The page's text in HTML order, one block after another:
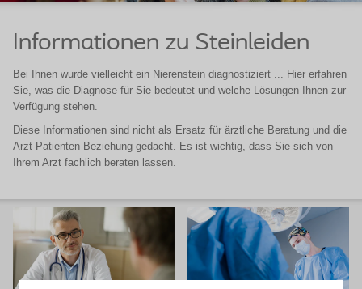
Informationen zu Steinleiden
Bei Ihnen wurde vielleicht ein Nierenstein diagnostiziert ... Hier erfahren
Sie, was die Diagnose für Sie bedeutet und welche Lösungen Ihnen zur
Verfügung stehen.
Diese Informationen sind nicht als Ersatz für ärztliche Beratung und die
Arzt-Patienten-Beziehung gedacht. Es ist wichtig, dass Sie sich von
Ihrem Arzt fachlich beraten lassen.